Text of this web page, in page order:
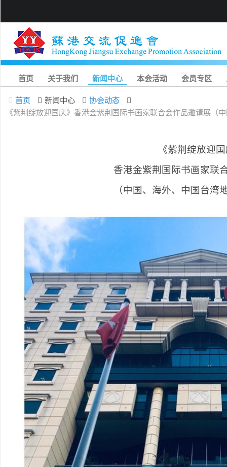
首页 关于我们 新闻中心 本会活动 会员专区
首页 新闻中心
协会动态
《紫荆绽放迎国庆》香港金紫荆国际书画家联合会作品邀请展（
《紫荆绽放迎
香港金紫荆国际书画家联
（中国、海外、中国台湾